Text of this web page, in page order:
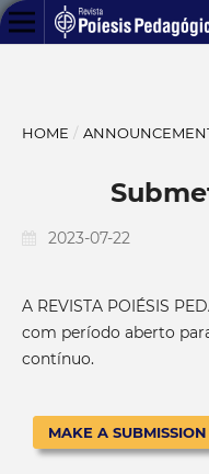
HOME /
2023-07-22
A REVISTA POIÉSIS
com período aberto
contínuo.
MAKE A SUBMISSION